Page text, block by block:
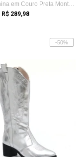
Bota Feminina em Couro Preta Montaria Ca...
R$ 289,98
-50%